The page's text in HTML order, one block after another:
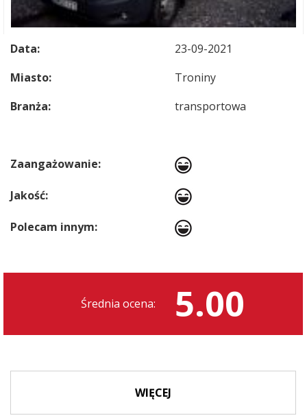
Data:
23-09-2021
Miasto:
Troniny
Branża:
transportowa
Zaangażowanie:
Jakość:
Polecam innym:
Średnia ocena: 5.00
WIĘCEJ